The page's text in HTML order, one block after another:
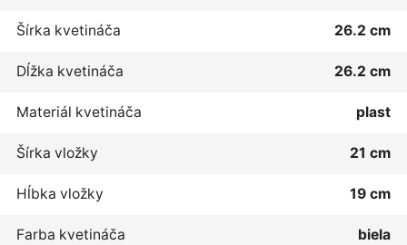
Šírka kvetináča 26.2 cm
Dĺžka kvetináča 26.2 cm
Materiál kvetináča plast
Šírka vložky 21 cm
Hĺbka vložky 19 cm
Farba kvetináča biela